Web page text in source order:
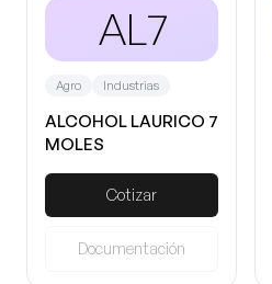
AL7
Agro Industrias
ALCOHOL LAURICO 7
MOLES
Cotizar
Documentación